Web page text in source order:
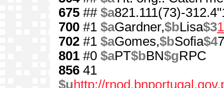
675 ## $a821.111(73)-
700 #1 $aGardner,$bLisa$3
702 #1 $aGomes,$bSofia$4
801 #0 $aPT$bBN$gRPC
856 41
$u http://